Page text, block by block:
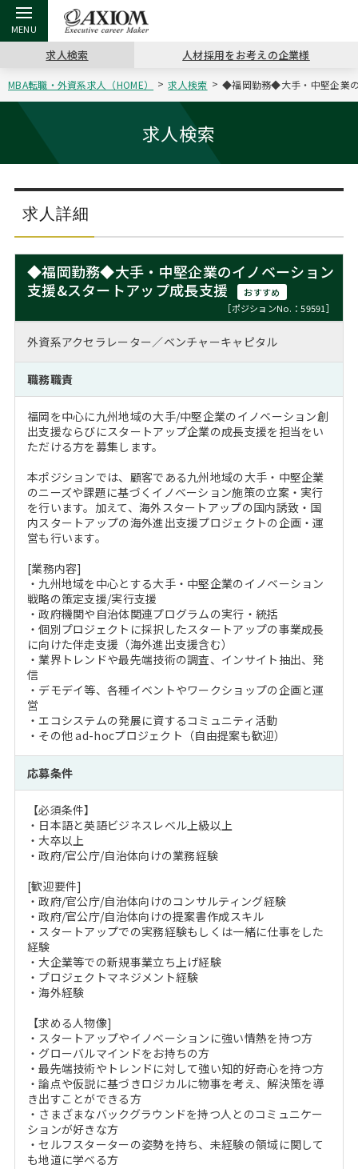
戻る
アクシアムの特長
戻る
コンサ
サービス案内
戻る
キャリ
コンサルタントの紹介
戻る
キャリア支援 TOP
キャリアデザイン講座
（最新求人市場動向）
戻る
MBAの
ステージ別アドバイス
MBAの転職事例
MBA留学生数の推移
戻る
日本か
インターン受入企業一覧
MBAを生かす求人特集
戻る
転職ツール TOP
英文レジュメの書き方
戻る
パワー
職務経歴書の書き方
よくある面接Q&A集
戻る
転職コラム TOP
“展”職相談室
転職市場の明日をよめ
転職成功への4つの鍵
注目企業インタビュー
戻る
イベント・セミナー TOP
ジョブフェア
キャリアデザインセミナー
キャリアフォーラム
Career Talk Live
MBA NETWORKING
戻る
会社概要 TOP
沿革
主なクライアント
採用情報
ニュースリリース
求人検索 人材採用をお考えの企業様
MBA転職・外資系求人（HOME） 求人検索 ◆福岡勤務◆大手・中堅企業
求人検索
求人詳細
◆福岡勤務◆大手・中堅企業のイノベーション
支援&スタートアップ成長支援
おすすめ
［ポジションNo.：59591］
外資系アクセラレーター／ベンチャーキャピタル
職務職責
福岡を中心に九州地域の大手/中堅企業のイノベーション創
出支援ならびにスタートアップ企業の成長支援を担当をい
ただける方を募集します。
本ポジションでは、顧客である九州地域の大手・中堅企業
のニーズや課題に基づくイノベーション施策の立案・実行
を行います。加えて、海外スタートアップの国内誘致・国
内スタートアップの海外進出支援プロジェクトの企画・運
営も行います。
[業務内容]
・九州地域を中心とする大手・中堅企業のイノベーション
戦略の策定支援/実行支援
・政府機関や自治体関連プログラムの実行・統括
・個別プロジェクトに採択したスタートアップの事業成長
に向けた伴走支援（海外進出支援含む）
・業界トレンドや最先端技術の調査、インサイト抽出、発
信
・デモデイ等、各種イベントやワークショップの企画と運
営
・エコシステムの発展に資するコミュニティ活動
・その他 ad-hocプロジェクト（自由提案も歓迎）
応募条件
【必須条件】
・日本語と英語ビジネスレベル上級以上
・大卒以上
・政府/官公庁/自治体向けの業務経験
[歓迎要件]
・政府/官公庁/自治体向けのコンサルティング経験
・政府/官公庁/自治体向けの提案書作成スキル
・スタートアップでの実務経験もしくは一緒に仕事をした
経験
・大企業等での新規事業立ち上げ経験
・プロジェクトマネジメント経験
・海外経験
【求める人物像]
・スタートアップやイノベーションに強い情熱を持つ方
・グローバルマインドをお持ちの方
・最先端技術やトレンドに対して強い知的好奇心を持つ方
・論点や仮説に基づきロジカルに物事を考え、解決策を導
き出すことができる方
・さまざまなバックグラウンドを持つ人とのコミュニケー
ションが好きな方
・セルフスターターの姿勢を持ち、未経験の領域に関して
も地道に学べる方